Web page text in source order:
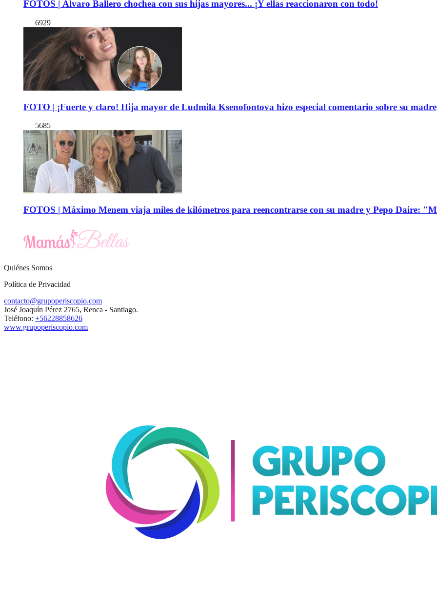
FOTOS | Álvaro Ballero chochea con sus hijas mayores... ¡Y ellas reaccionaron con todo!
6929
FOTO | ¡Fuerte y claro! Hija mayor de Ludmila Ksenofontova hizo especial comentario sobre su madre
5685
FOTOS | Máximo Menem viaja miles de kilómetros para reencontrarse con su madre y Pepo Daire:
Quiénes Somos
Política de Privacidad
contacto@grupoperiscopio.com
José Joaquín Pérez 2765, Renca - Santiago.
Teléfono: +56228858626
www.grupoperiscopio.com